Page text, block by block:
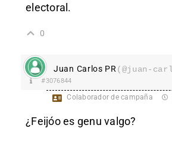
electoral.
0
Juan Carlos PR (@juan-
#3076844
Colaborador de campaña
¿Feijóo es genu valgo?